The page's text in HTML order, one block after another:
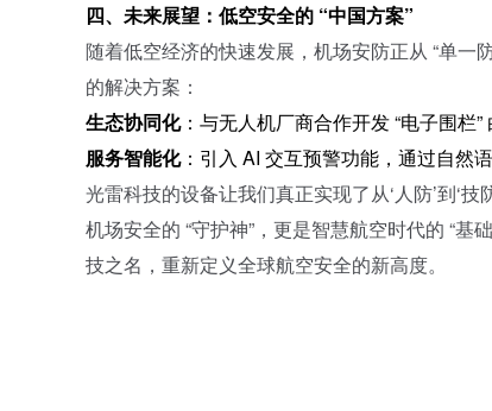
四、未来展望：低空安全的 “中国方案”
随着低空经济的快速发展，机场安防正从 “单一
的解决方案：
生态协同化：与无人机厂商合作开发“电子围栏
服务智能化：引入 AI 交互预警功能，通过自然
光雷科技的设备让我们真正实现了从‘人防’到‘
机场安全的 “守护神”，更是智慧航空时代的 “
技之名，重新定义全球航空安全的新高度。